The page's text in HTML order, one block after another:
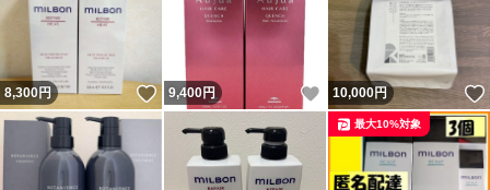
8,300円 いいね！
9,400円 いいね！
10,000円
最大10%対象